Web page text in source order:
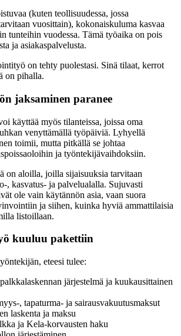
(kuten teollisuudessa, jossa
vuosittain), kokonaiskuluma kasvaa
tunteihin vuodessa. Tämä työaika on pois
ja asiakaspalvelusta.
on tehty puolestasi. Sinä tilaat, kerrot
on pihalla.
jaksaminen paranee
käyttää myös tilanteissa, joissa oma
venyttämällä työpäiviä. Lyhyellä
toimii, mutta pitkällä se johtaa
ja työntekijävaihdoksiin.
on aloilla, joilla sijaisuuksia tarvitaan
, kasvatus- ja palvelualalla. Sujuvasti
ole vain käytännön asia, vaan suora
ja siihen, kuinka hyviä ammattilaisia
listoillaan.
kuuluu pakettiin
eteesi tulee:
järjestelmä ja kuukausittainen
, tapaturma- ja sairausvakuutusmaksut
laskenta ja maksu
ja Kela-korvausten haku